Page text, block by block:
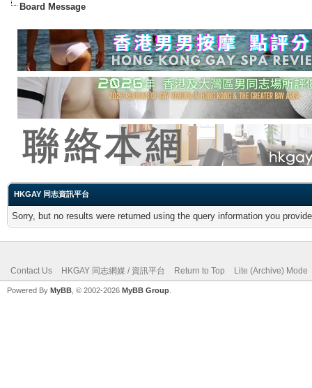
Board Message
HKGAY 同志資訊平台
Sorry, but no results were returned using the query information you
Contact Us HKGAY 同志網媒 / 資訊平台 Return to Top Lite (Archive) Mode
Powered By MyBB , © 2002-2026 MyBB Group